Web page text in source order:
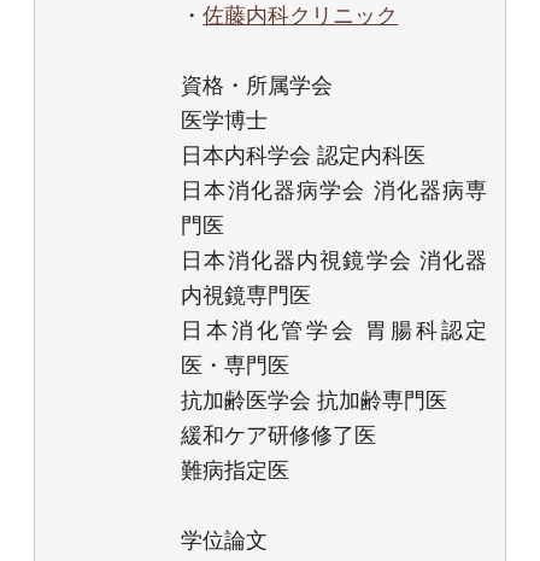
・佐藤内科クリニック
資格・所属学会
医学博士
日本内科学会 認定内科医
日本消化器病学会 消化器病専
門医
日本消化器内視鏡学会 消化器
内視鏡専門医
日本消化管学会 胃腸科認定
医・専門医
抗加齢医学会 抗加齢専門医
緩和ケア研修修了医
難病指定医
学位論文